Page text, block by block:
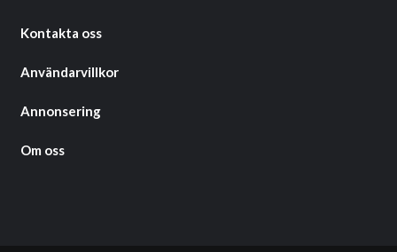
Kontakta oss
Användarvillkor
Annonsering
Om oss